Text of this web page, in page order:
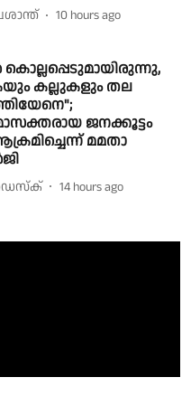
10 hours ago
കല്ലുകളും തല
ജനക്കൂട്ടം
മമതാ
14 hours ago